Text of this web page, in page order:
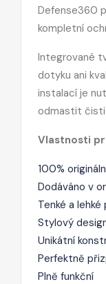
Defense360
kompletní
Integrované
dotyku ani
instalací je
odmastit
Vlastnosti
100%
Dodáváno v
Tenké a
Stylový
Unikátní
Perfektně
Plně funkční